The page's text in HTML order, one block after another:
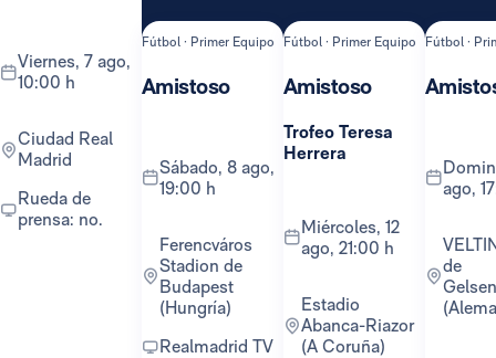
viernes, 7 ago,
10:00 h
Ciudad Real
Madrid
Rueda de
prensa: no.
Fútbol · Primer Equipo
Amistoso
sábado, 8 ago,
19:00 h
Ferencváros
Stadion de
Budapest
(Hungría)
Realmadrid TV
Fútbol · Primer Equipo
Amistoso
Trofeo Teresa
Herrera
miércoles, 12
ago, 21:00 h
Estadio
Abanca-Riazor
(A Coruña)
Fútbol ·
domingo, 16
ago,
VELTINS-Arena
de